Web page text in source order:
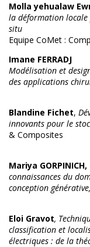
Molla yehualaw
la déformation locale
situ
Equipe CoMet :
Imane FERRADJ
Modélisation et
des applications
Blandine Fichet,
innovants pour le
& Composites
Mariya GORPINICH,
connaissances du
conception
Eloi Gravot,
classification et
électriques : de la